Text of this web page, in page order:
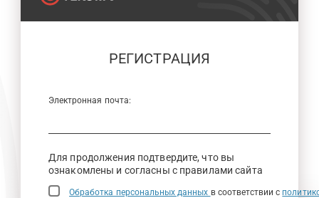
РЕГИСТРАЦИЯ
Электронная почта:
Для продолжения подтвердите, что вы
ознакомлены и согласны с правилами сайта
Обработка персональных данных в соответствии с